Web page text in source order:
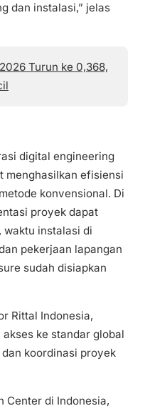
dan instalasi,” jelas
Turun ke 0,368,
digital engineering
menghasilkan efisiensi
konvensional. Di
proyek dapat
instalasi di
pekerjaan lapangan
sudah disiapkan
Rittal Indonesia,
ke standar global
koordinasi proyek
Center di Indonesia,